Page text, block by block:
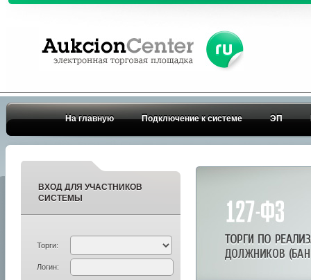
На главную Подключение к системе ЭП
ВХОД ДЛЯ УЧАСТНИКОВ
СИСТЕМЫ
Торги:
Логин: